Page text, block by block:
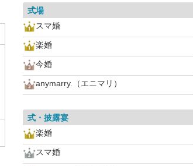
式場
スマ婚
楽婚
今婚
anymarry.（エニマリ）
式・披露宴
楽婚
スマ婚